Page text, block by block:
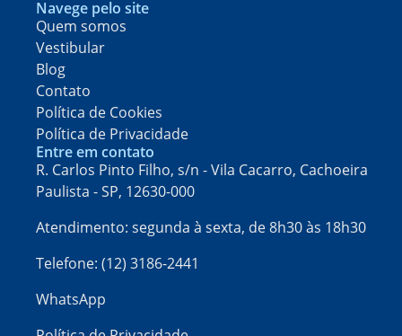
Navege pelo site
Quem somos
Vestibular
Blog
Contato
Política de Cookies
Política de Privacidade
Entre em contato
R. Carlos Pinto Filho, s/n - Vila Cacarro, Cachoeira
Paulista - SP, 12630-000​
Atendimento: segunda à sexta, de 8h30 às 18h30
Telefone: (12) 3186-2441
WhatsApp